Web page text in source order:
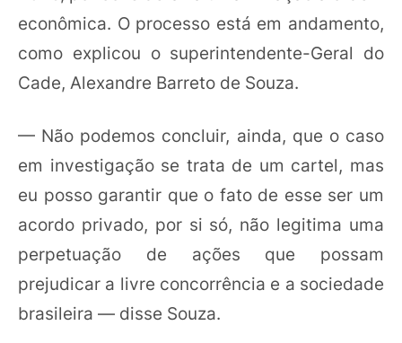
econômica. O processo está em andamento,
como explicou o superintendente-Geral do
Cade, Alexandre Barreto de Souza.
— Não podemos concluir, ainda, que o caso
em investigação se trata de um cartel, mas
eu posso garantir que o fato de esse ser um
acordo privado, por si só, não legitima uma
perpetuação de ações que possam
prejudicar a livre concorrência e a sociedade
brasileira — disse Souza.